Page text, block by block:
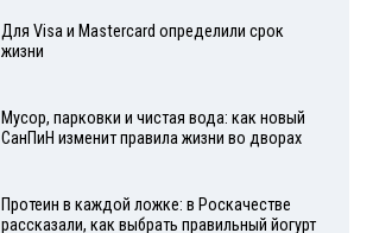
Для Visа и Mastercard определили срок
жизни
Мусор, парковки и чистая вода: как новый
СанПиН изменит правила жизни во дворах
Протеин в каждой ложке: в Роскачестве
рассказали, как выбрать правильный йогурт